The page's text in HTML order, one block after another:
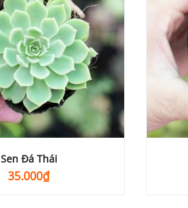
Sen Đá Thái
35.000₫